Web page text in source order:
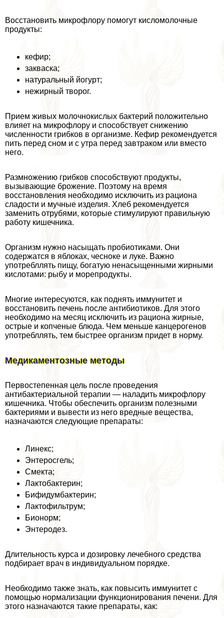
Восстановить микрофлору помогут кисломолочные
продукты:
кефир;
закваска;
натуральный йогурт;
нежирный творог.
Прием живых молочнокислых бактерий положительно
влияет на микрофлору и способствует снижению
численности грибков в организме. Кефир рекомендуется
пить перед сном и с утра перед завтpaком или вместо
него.
Размножению грибков способствуют продукты,
вызывающие брожение. Поэтому на время
восстановления необходимо исключить из рациона
сладости и мучные изделия. Хлеб рекомендуется
заменить отрубями, которые стимулируют правильную
работу кишечника.
Организм нужно насыщать пробиотиками. Они
содержатся в яблоках, чесноке и луке. Важно
употрeбллять пищу, богатую ненасыщенными жирными
кислотами: рыбу и морепродукты.
Многие интересуются, как поднять иммунитет и
восстановить печень после антибиотиков. Для этого
необходимо на месяц исключить из рациона жирные,
острые и копченые блюда. Чем меньше канцерогенов
употрeбллять, тем быстрее организм придет в норму.
Медикаментозные методы
Первостепенная цель после проведения
антибактериальной терапии — наладить микрофлору
кишечника. Чтобы обеспечить организм полезными
бактериями и вывести из него вредные вещества,
назначаются следующие препараты:
Линекс;
Энтеросгель;
Смекта;
Лактобактерин;
Бифидумбактерин;
Лактофильтрум;
Бионорм;
Энтеродез.
Длительность курса и дозировку лечебного средства
подбирает врач в индивидуальном порядке.
Необходимо также знать, как повысить иммунитет с
помощью нормализации функционирования печени. Для
этого назначаются такие препараты, как: